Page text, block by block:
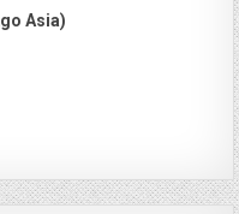
Asia)